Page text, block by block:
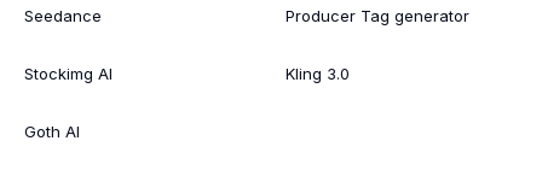
Seedance
Stockimg AI
Goth AI
Producer Tag generator
Kling 3.0